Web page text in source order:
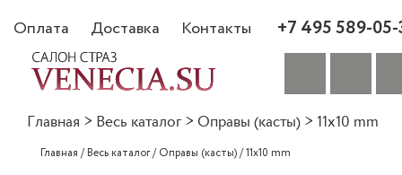
Оплата Доставка Контакты +7 495 589-
Главная > Весь каталог > Оправы (касты) > 11x10 mm
Главная /Весь каталог/Оправы (касты)/11x10 mm